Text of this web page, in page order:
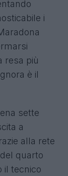
i
resa più
è il
sette
a
alla rete
quarto
il tecnico